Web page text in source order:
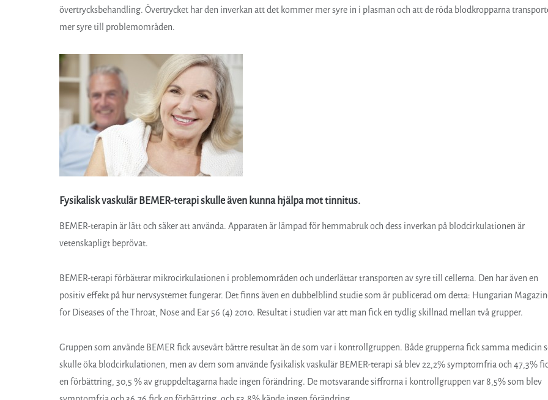
övertrycksbehandling. Övertrycket har den inverkan att det kommer mer syre in i plasman och att de röda blodkropparna
mer syre till problemområden.
Fysikalisk vaskulär BEMER-terapi skulle även kunna hjälpa mot tinnitus.
BEMER-terapin är lätt och säker att använda. Apparaten är lämpad för hemmabruk och dess inverkan på blodcirkulationen är
vetenskapligt beprövat.
BEMER-terapi förbättrar mikrocirkulationen i problemområden och underlättar transporten av syre till cellerna. Den har även en
positiv effekt på hur nervsystemet fungerar. Det finns även en dubbelblind studie som är publicerad om detta: Hungarian
for Diseases of the Throat, Nose and Ear 56 (4) 2010. Resultat i studien var att man fick en tydlig skillnad mellan två grupper.
Gruppen som använde BEMER fick avsevärt bättre resultat än de som var i kontrollgruppen. Både grupperna fick samma medicin
skulle öka blodcirkulationen, men av dem som använde fysikalisk vaskulär BEMER-terapi så blev 22,2% symptomfria och 47,3%
en förbättring, 30,5 % av gruppdeltagarna hade ingen förändring. De motsvarande siffrorna i kontrollgruppen var 8,5% som blev